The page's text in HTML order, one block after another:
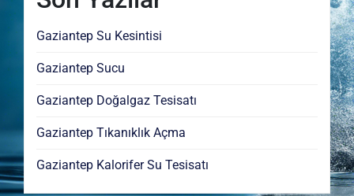
Gaziantep Su Kesintisi
Gaziantep Sucu
Gaziantep Doğalgaz Tesisatı
Gaziantep Tıkanıklık Açma
Gaziantep Kalorifer Su Tesisatı